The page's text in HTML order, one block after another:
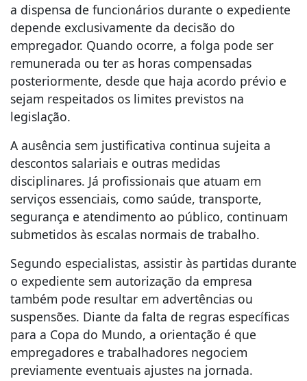
a dispensa de funcionários durante o expediente
depende exclusivamente da decisão do
empregador. Quando ocorre, a folga pode ser
remunerada ou ter as horas compensadas
posteriormente, desde que haja acordo prévio e
sejam respeitados os limites previstos na
legislação.
A ausência sem justificativa continua sujeita a
descontos salariais e outras medidas
disciplinares. Já profissionais que atuam em
serviços essenciais, como saúde, transporte,
segurança e atendimento ao público, continuam
submetidos às escalas normais de trabalho.
Segundo especialistas, assistir às partidas durante
o expediente sem autorização da empresa
também pode resultar em advertências ou
suspensões. Diante da falta de regras específicas
para a Copa do Mundo, a orientação é que
empregadores e trabalhadores negociem
previamente eventuais ajustes na jornada.